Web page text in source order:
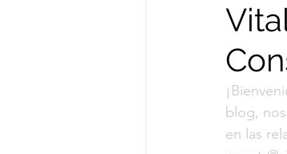
blog,
en las